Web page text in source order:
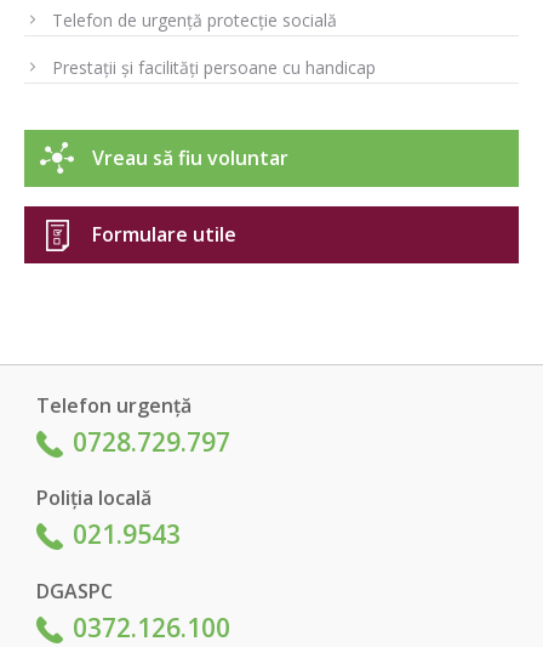
Telefon de urgență protecție socială
Prestații și facilități persoane cu handicap
Vreau să fiu voluntar
Formulare utile
Telefon urgență
0728.729.797
Poliția locală
021.9543
DGASPC
0372.126.100